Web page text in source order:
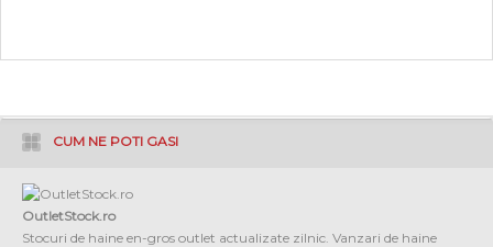
CUM NE POTI GASI
OutletStock.ro
Stocuri de haine en-gros outlet actualizate zilnic. Vanzari de haine